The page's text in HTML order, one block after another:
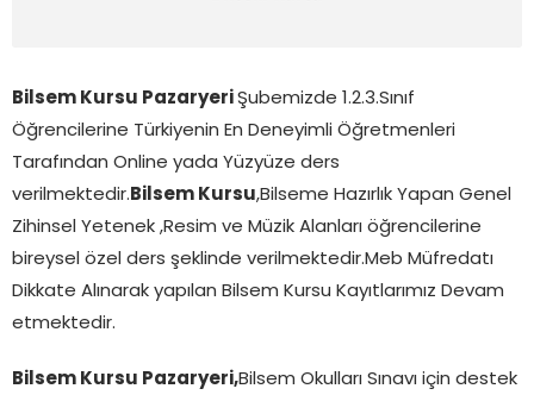
Bilsem Kursu Pazaryeri Şubemizde 1.2.3.Sınıf
Öğrencilerine Türkiyenin En Deneyimli Öğretmenleri
Tarafından Online yada Yüzyüze ders
verilmektedir. Bilsem Kursu ,Bilseme Hazırlık Yapan Genel
Zihinsel Yetenek ,Resim ve Müzik Alanları öğrencilerine
bireysel özel ders şeklinde verilmektedir.Meb Müfredatı
Dikkate Alınarak yapılan Bilsem Kursu Kayıtlarımız Devam
etmektedir.
Bilsem Kursu Pazaryeri,Bilsem Okulları Sınavı için destek